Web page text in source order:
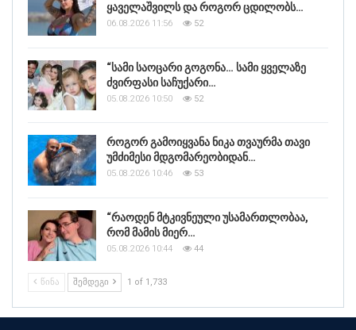
ყაველაშვილს და როგორ ცდილობს…
06.08.2026 11:56 52
“სამი საოცარი გოგონა… სამი ყველაზე
ძვირფასი საჩუქარი…
05.08.2026 10:50 52
როგორ გამოიყვანა ნიკა თვაურმა თავი
უმძიმესი მდგომარეობიდან…
05.08.2026 10:46 53
“რაოდენ მტკივნეული უსამართლობაა,
რომ მამის მიერ…
05.08.2026 10:44 44
ᲬᲘᲜᲐ ᲨᲔᲛᲓᲔᲒᲘ 1 of 1,733